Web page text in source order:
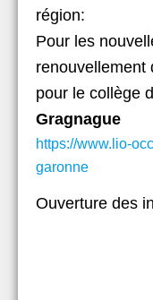
région:
Pour les
renouvellement
pour le collège
Gragnague
https://www.lio-
garonne
Ouverture des